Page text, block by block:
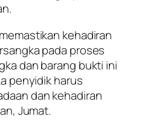
kehadiran
pada proses
dan barang bukti ini
penyidik harus
dan kehadiran
Jumat.